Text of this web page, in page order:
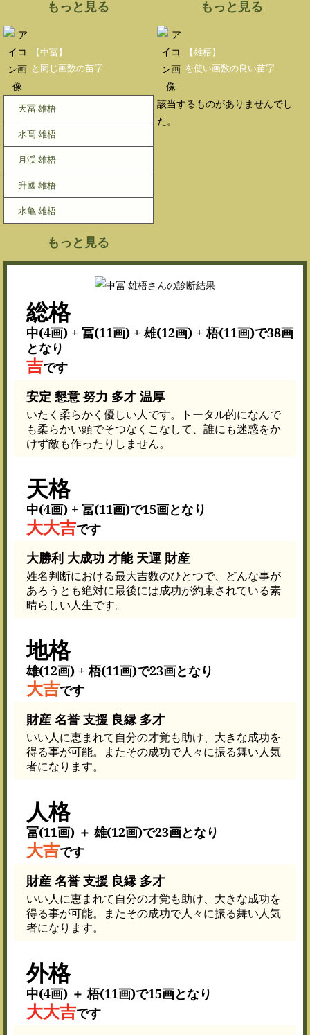
もっと見る もっと見る
【中冨】
と同じ画数の苗字
天冨 雄梧
水髙 雄梧
月渓 雄梧
升國 雄梧
水亀 雄梧
もっと見る
【雄梧】
を使い画数の良い苗字
該当するものがありませんでし
た。
総格
中(4画) + 冨(11画) + 雄(12画) + 梧(11画)で38画
となり
吉です
安定 懇意 努力 多才 温厚
いたく柔らかく優しい人です。トータル的になんで
も柔らかい頭でそつなくこなして、誰にも迷惑をか
けず敵も作ったりしません。
天格
中(4画) + 冨(11画)で15画となり
大大吉です
大勝利 大成功 才能 天運 財産
姓名判断における最大吉数のひとつで、どんな事が
あろうとも絶対に最後には成功が約束されている素
晴らしい人生です。
地格
雄(12画) + 梧(11画)で23画となり
大吉です
財産 名誉 支援 良縁 多才
いい人に恵まれて自分の才覚も助け、大きな成功を
得る事が可能。またその成功で人々に振る舞い人気
者になります。
人格
冨(11画) ＋ 雄(12画)で23画となり
大吉です
財産 名誉 支援 良縁 多才
いい人に恵まれて自分の才覚も助け、大きな成功を
得る事が可能。またその成功で人々に振る舞い人気
者になります。
外格
中(4画) ＋ 梧(11画)で15画となり
大大吉です